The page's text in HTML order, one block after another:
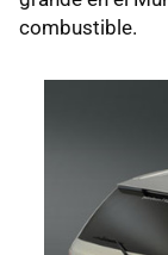
combustible.